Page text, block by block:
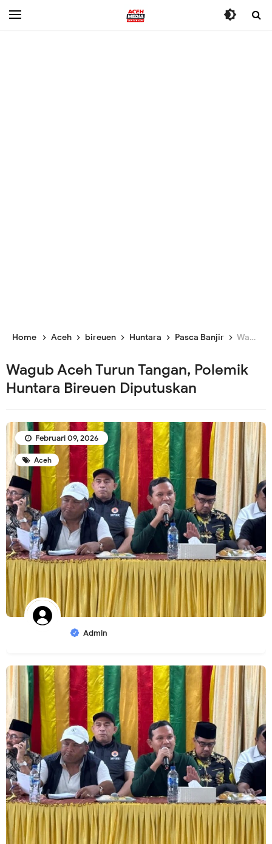
Home Aceh bireuen Huntara Pasca Banjir Wagub Aceh Turun Tangan, Polemik Huntara Bireuen Diputuskan
Wagub Aceh Turun Tangan, Polemik
Huntara Bireuen Diputuskan
Aceh
Admin
Februari 09, 2026